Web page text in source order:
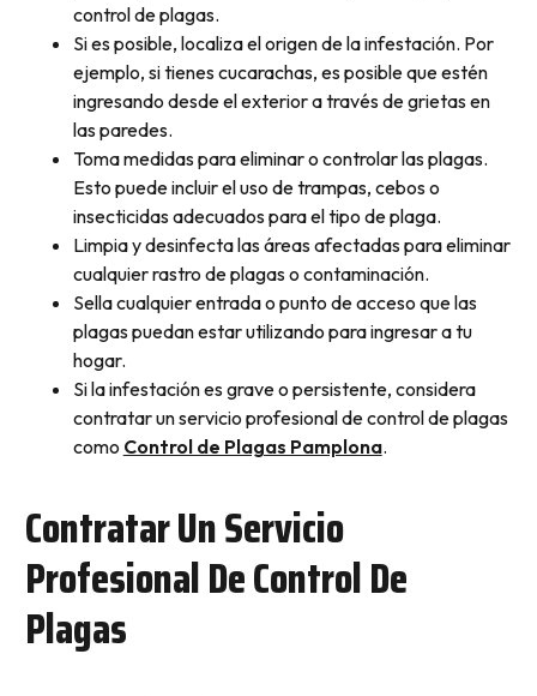
control de plagas.
Si es posible, localiza el origen de la infestación. Por
ejemplo, si tienes cucarachas, es posible que estén
ingresando desde el exterior a través de grietas en
las paredes.
Toma medidas para eliminar o controlar las plagas.
Esto puede incluir el uso de trampas, cebos o
insecticidas adecuados para el tipo de plaga.
Limpia y desinfecta las áreas afectadas para eliminar
cualquier rastro de plagas o contaminación.
Sella cualquier entrada o punto de acceso que las
plagas puedan estar utilizando para ingresar a tu
hogar.
Si la infestación es grave o persistente, considera
contratar un servicio profesional de control de plagas
como Control de Plagas Pamplona.
Contratar Un Servicio
Profesional De Control De
Plagas